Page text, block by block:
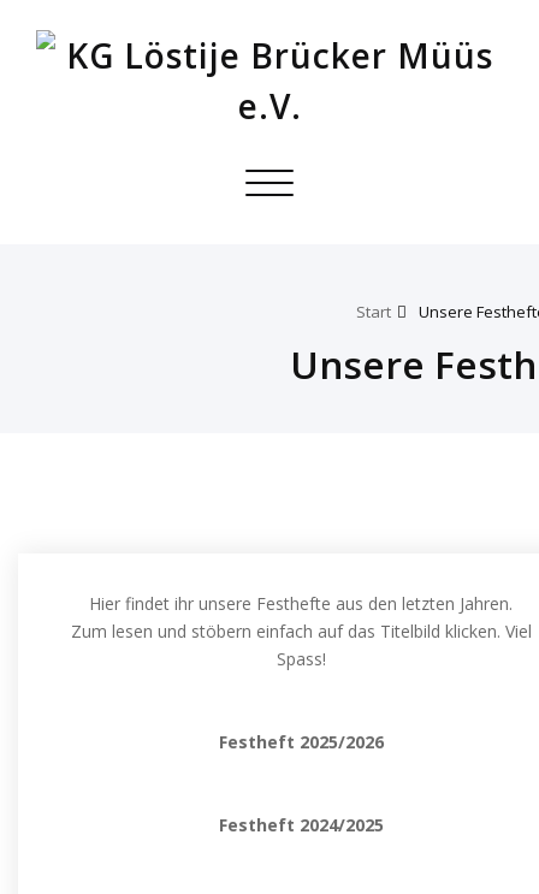
Toggle
Start Unsere
Unsere
Hier findet ihr unsere Festhefte aus den letzten Jahren.
Zum lesen und stöbern einfach auf das Titelbild klicken. Viel
Spass!
Festheft 2025/2026
Festheft 2024/2025